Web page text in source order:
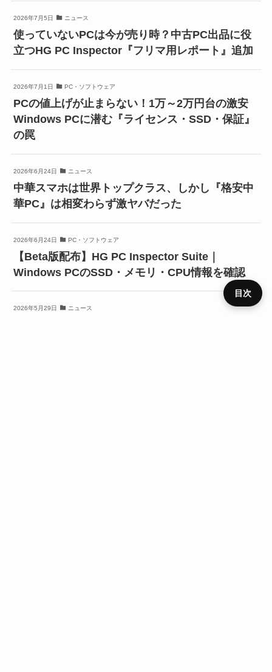
2026年7月5日 ニュース
使っていないPCは今が売り時？中古PC出品に役
立つHG PC Inspector『フリマ用レポート』追加
2026年7月1日 PC・ソフトウェア
PCの値上げが止まらない！1万～2万円台の激安
Windows PCに潜む『ライセンス・SSD・保証』
の罠
2026年6月24日 ニュース
中華スマホは世界トップクラス、しかし『格安中
華PC』は相変わらず激ヤバだった
2026年6月24日 PC・ソフトウェア
【Beta版配布】HG PC Inspector Suite｜
Windows PCのSSD・メモリ・CPU情報を確認
2026年5月29日 ニュース
目次